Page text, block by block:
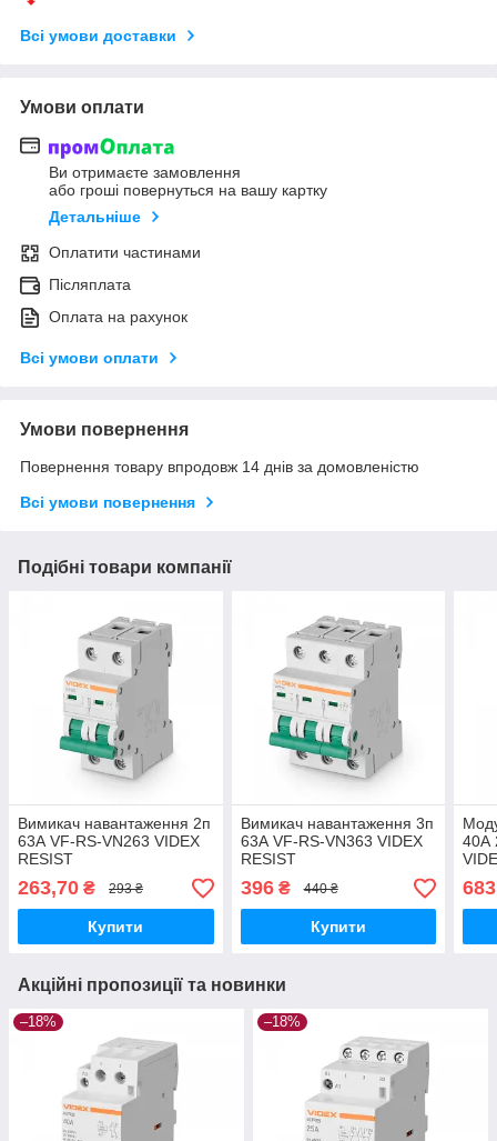
Всі умови доставки
Умови оплати
Ви отримаєте замовлення
або гроші повернуться на вашу картку
Детальніше
Оплатити частинами
Післяплата
Оплата на рахунок
Всі умови оплати
Умови повернення
Повернення товару впродовж 14 днів за домовленістю
Всі умови повернення
Подібні товари компанії
Вимикач навантаження 2п
63А VF-RS-VN263 VIDEX
RESIST
263,70 ₴ 293 ₴
Купити
Вимикач навантаження 3п
63А VF-RS-VN363 VIDEX
RESIST
396₴ 440 ₴
Купити
40А
Акційні пропозиції та новинки
–18% –18%